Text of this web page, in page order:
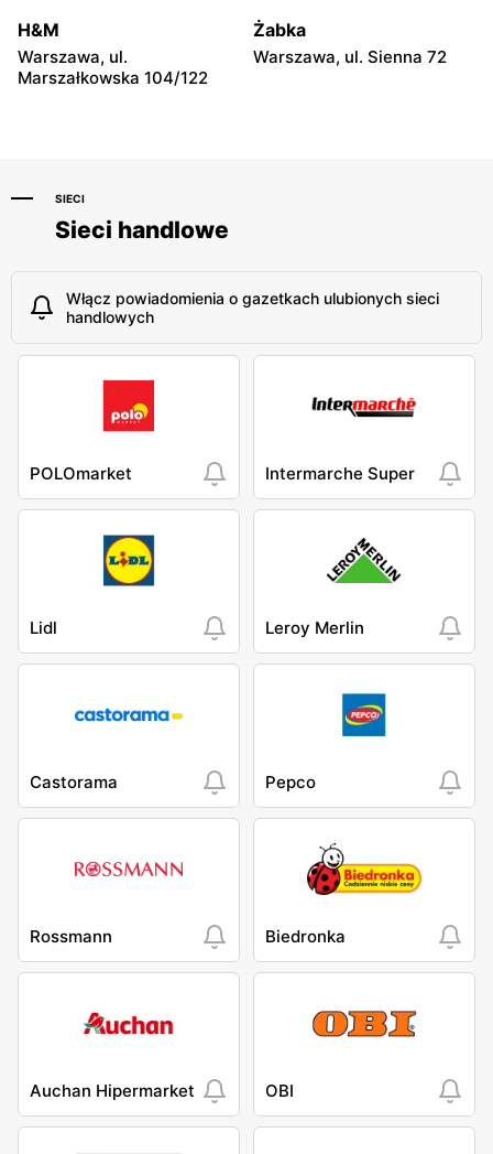
H&M
Warszawa, ul.
Marszałkowska 104/122
Żabka
Warszawa, ul. Sienna 72
SIECI
Sieci handlowe
Włącz powiadomienia o gazetkach ulubionych sieci
handlowych
POLOmarket Intermarche Super
Lidl Leroy Merlin
Castorama Pepco
Rossmann Biedronka
Auchan Hipermarket OBI